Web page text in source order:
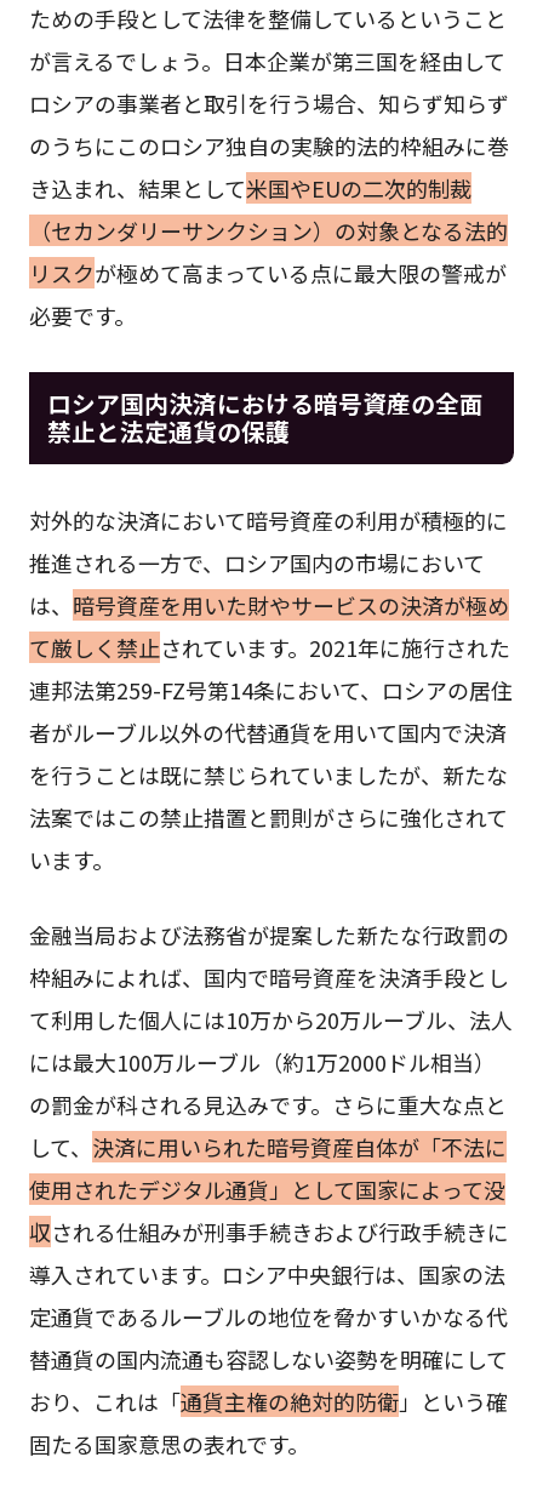
ための手段として法律を整備しているということ
が言えるでしょう。日本企業が第三国を経由して
ロシアの事業者と取引を行う場合、知らず知らず
のうちにこのロシア独自の実験的法的枠組みに巻
き込まれ、結果として米国やEUの二次的制裁
（セカンダリーサンクション）の対象となる法的
リスクが極めて高まっている点に最大限の警戒が
必要です。
ロシア国内決済における暗号資産の全面
禁止と法定通貨の保護
対外的な決済において暗号資産の利用が積極的に
推進される一方で、ロシア国内の市場において
は、 暗号資産を用いた財やサービスの決済が極め
て厳しく禁止されています。2021年に施行された
連邦法第259-FZ号第14条において、ロシアの居住
者がルーブル以外の代替通貨を用いて国内で決済
を行うことは既に禁じられていましたが、新たな
法案ではこの禁止措置と罰則がさらに強化されて
います。
金融当局および法務省が提案した新たな行政罰の
枠組みによれば、国内で暗号資産を決済手段とし
て利用した個人には10万から20万ルーブル、法人
には最大100万ルーブル（約1万2000ドル相当）
の罰金が科される見込みです。さらに重大な点と
して、 決済に用いられた暗号資産自体が「不法に
使用されたデジタル通貨」として国家によって没
収される仕組みが刑事手続きおよび行政手続きに
導入されています。ロシア中央銀行は、国家の法
定通貨であるルーブルの地位を脅かすいかなる代
替通貨の国内流通も容認しない姿勢を明確にして
おり、これは「通貨主権の絶対的防衛」という確
固たる国家意思の表れです。